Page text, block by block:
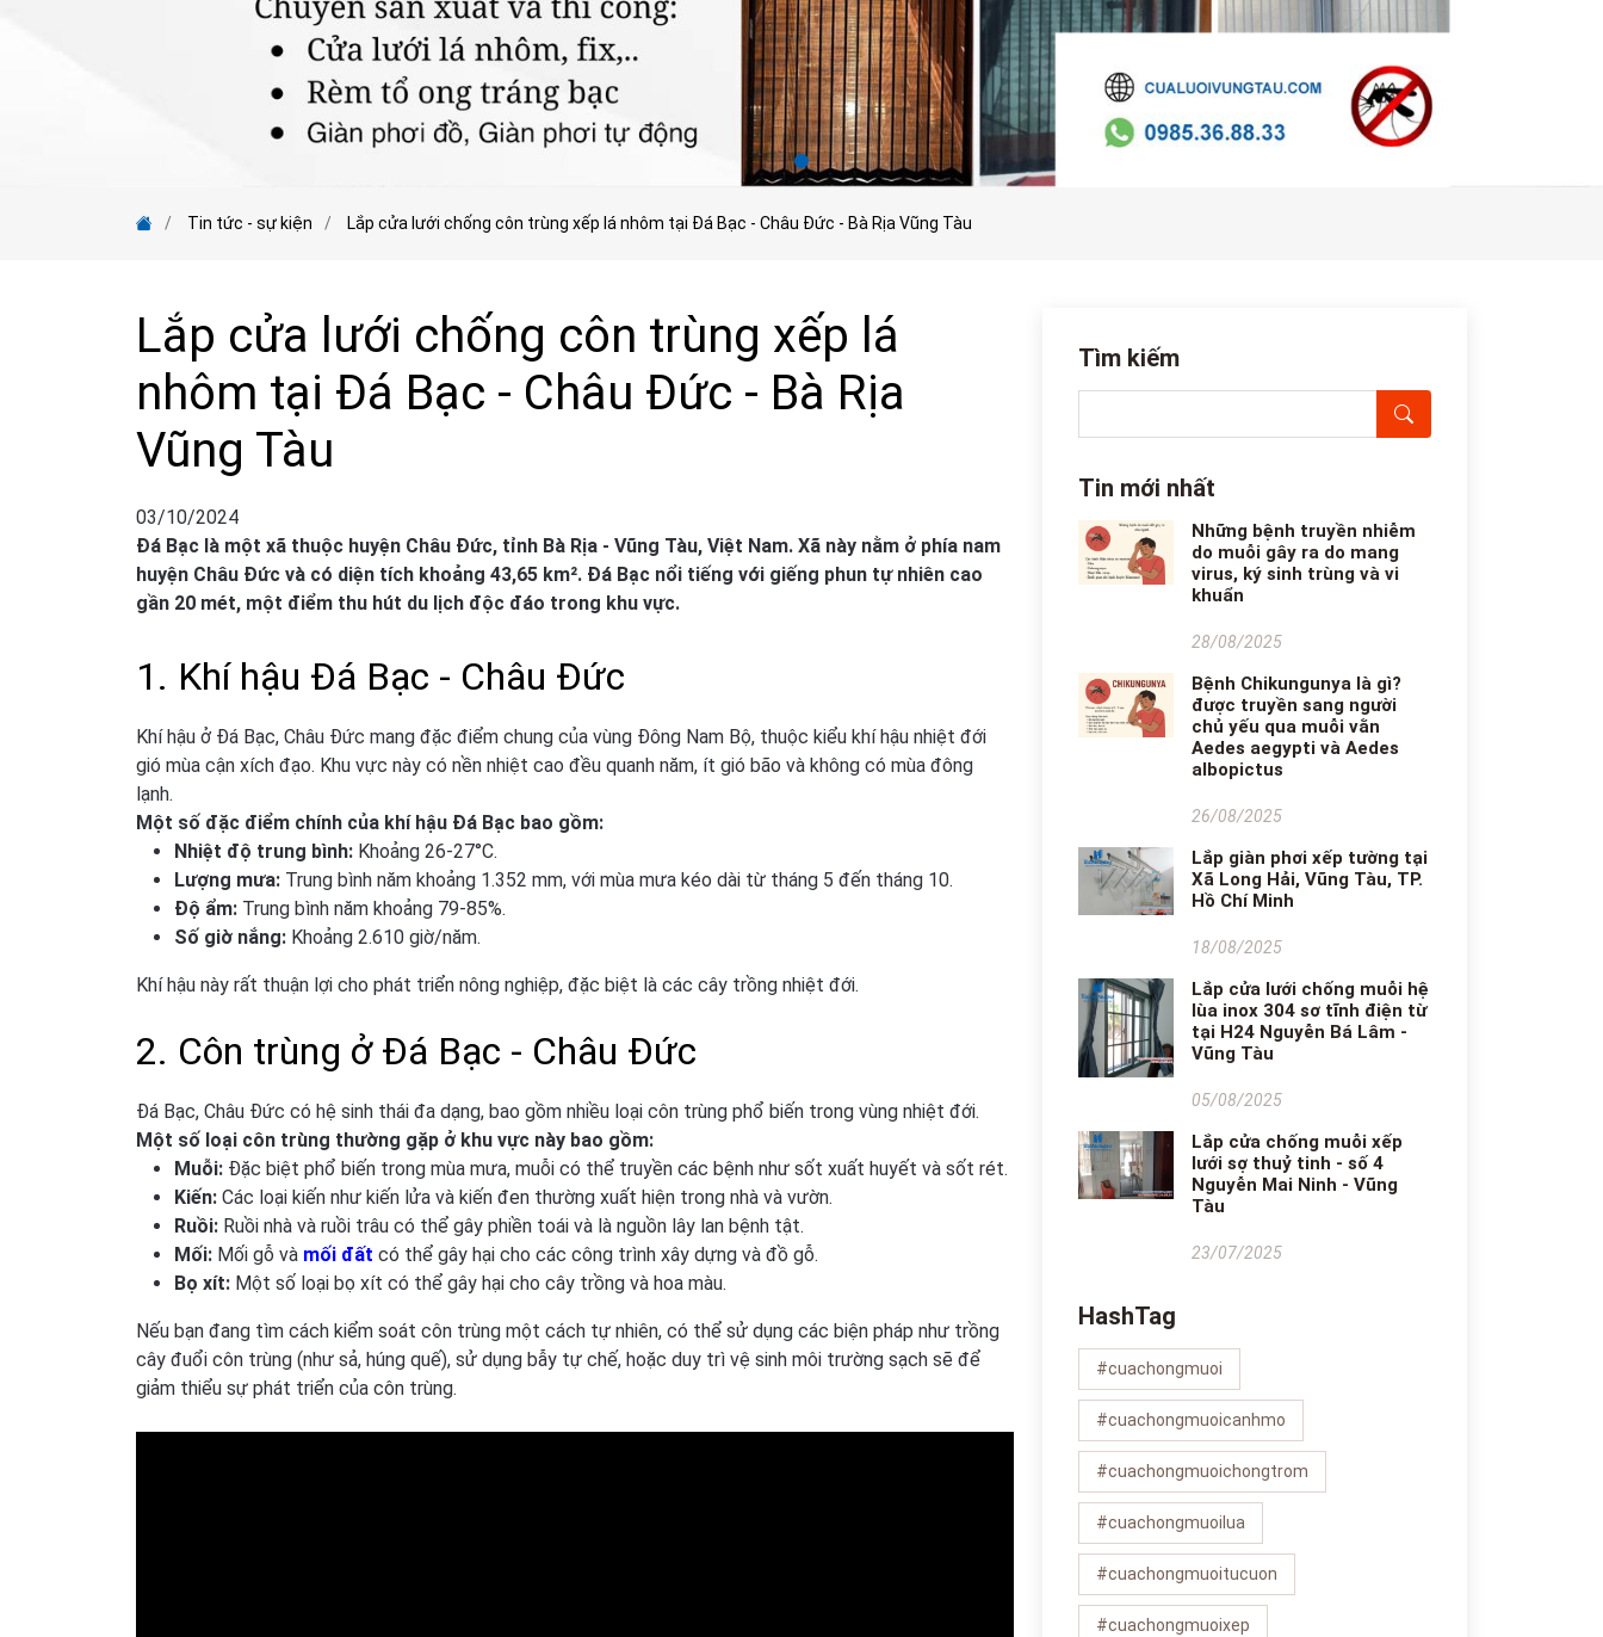
Tin tức - sự kiện Lắp cửa lưới chống côn trùng xếp lá nhôm tại Đá Bạc - Châu Đức - Bà Rịa Vũng Tàu
Lắp cửa lưới chống côn trùng xếp lá
nhôm tại Đá Bạc - Châu Đức - Bà Rịa
Vũng Tàu
03/10/2024
Đá Bạc là một xã thuộc huyện Châu Đức, tỉnh Bà Rịa - Vũng Tàu, Việt Nam. Xã này nằm ở phía nam
huyện Châu Đức và có diện tích khoảng 43,65 km². Đá Bạc nổi tiếng với giếng phun tự nhiên cao
gần 20 mét, một điểm thu hút du lịch độc đáo trong khu vực.
1. Khí hậu Đá Bạc - Châu Đức
Khí hậu ở Đá Bạc, Châu Đức mang đặc điểm chung của vùng Đông Nam Bộ, thuộc kiểu khí hậu nhiệt đới
gió mùa cận xích đạo. Khu vực này có nền nhiệt cao đều quanh năm, ít gió bão và không có mùa đông
lạnh.
Một số đặc điểm chính của khí hậu Đá Bạc bao gồm:
Nhiệt độ trung bình: Khoảng 26-27°C.
Lượng mưa: Trung bình năm khoảng 1.352 mm, với mùa mưa kéo dài từ tháng 5 đến tháng 10.
Độ ẩm: Trung bình năm khoảng 79-85%.
Số giờ nắng: Khoảng 2.610 giờ/năm.
Khí hậu này rất thuận lợi cho phát triển nông nghiệp, đặc biệt là các cây trồng nhiệt đới.
2. Côn trùng ở Đá Bạc - Châu Đức
Đá Bạc, Châu Đức có hệ sinh thái đa dạng, bao gồm nhiều loại côn trùng phổ biến trong vùng nhiệt đới.
Một số loại côn trùng thường gặp ở khu vực này bao gồm:
Muỗi: Đặc biệt phổ biến trong mùa mưa, muỗi có thể truyền các bệnh như sốt xuất huyết và sốt rét.
Kiến: Các loại kiến như kiến lửa và kiến đen thường xuất hiện trong nhà và vườn.
Ruồi: Ruồi nhà và ruồi trâu có thể gây phiền toái và là nguồn lây lan bệnh tật.
Mối: Mối gỗ và mối đất có thể gây hại cho các công trình xây dựng và đồ gỗ.
Bọ xít: Một số loại bọ xít có thể gây hại cho cây trồng và hoa màu.
Nếu bạn đang tìm cách kiểm soát côn trùng một cách tự nhiên, có thể sử dụng các biện pháp như trồng
cây đuổi côn trùng (như sả, húng quế), sử dụng bẫy tự chế, hoặc duy trì vệ sinh môi trường sạch sẽ để
giảm thiểu sự phát triển của côn trùng.
Tìm kiếm
Tin mới nhất
Những bệnh truyền nhiễm
do muỗi gây ra do mang
virus, ký sinh trùng và vi
khuẩn
28/08/2025
Bệnh Chikungunya là gì?
được truyền sang người
chủ yếu qua muỗi vằn
Aedes aegypti và Aedes
albopictus
26/08/2025
Lắp giàn phơi xếp tường tại
Xã Long Hải, Vũng Tàu, TP.
Hồ Chí Minh
18/08/2025
Lắp cửa lưới chống muỗi hệ
lùa inox 304 sơ tĩnh điện từ
tại H24 Nguyễn Bá Lâm -
Vũng Tàu
05/08/2025
Lắp cửa chống muỗi xếp
lưới sợ thuỷ tinh - số 4
Nguyễn Mai Ninh - Vũng
Tàu
23/07/2025
HashTag
#cuachongmuoi
#cuachongmuoicanhmo
#cuachongmuoichongtrom
#cuachongmuoilua
#cuachongmuoitucuon
#cuachongmuoixep